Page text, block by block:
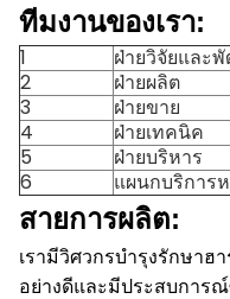
ทีมงานของเรา:
1
ฝ่ายวิจัยและ
2
ฝ่ายผลิต
3
ฝ่ายขาย
4
ฝ่ายเทคนิค
5
ฝ่ายบริหาร
6
แผนกบริการ
สายการผลิต:
เรามีวิศวกรบำรุงรักษาฮ
อย่างดีและมีประสบการ